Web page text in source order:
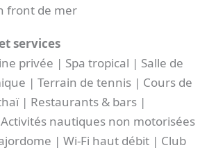
front de mer
services
privée | Spa tropical | Salle de
| Terrain de tennis | Cours de
| Restaurants & bars |
nautiques non motorisées
| Wi-Fi haut débit | Club